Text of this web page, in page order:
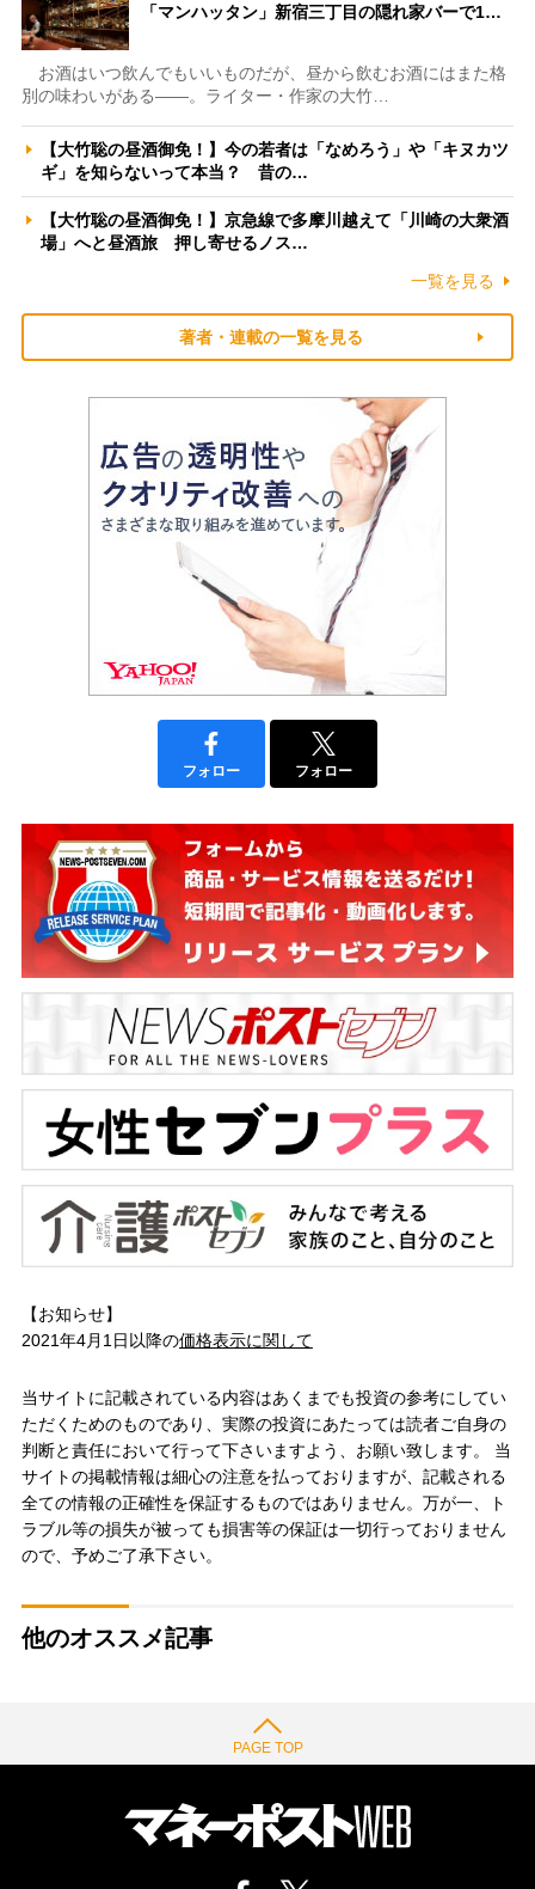
「マンハッタン」新宿三丁目の隠れ家バーで1…
お酒はいつ飲んでもいいものだが、昼から飲むお酒にはまた格
別の味わいがある――。ライター・作家の大竹…
【大竹聡の昼酒御免！】今の若者は「なめろう」や「キヌカツ
ギ」を知らないって本当？ 昔の…
【大竹聡の昼酒御免！】京急線で多摩川越えて「川崎の大衆酒
場」へと昼酒旅 押し寄せるノス…
一覧を見る
著者・連載の一覧を見る
フォロー フォロー
【お知らせ】
2021年4月1日以降の価格表示に関して
当サイトに記載されている内容はあくまでも投資の参考にしてい
ただくためのものであり、実際の投資にあたっては読者ご自身の
判断と責任において行って下さいますよう、お願い致します。 当
サイトの掲載情報は細心の注意を払っておりますが、記載される
全ての情報の正確性を保証するものではありません。万が一、ト
ラブル等の損失が被っても損害等の保証は一切行っておりません
ので、予めご了承下さい。
他のオススメ記事
PAGE TOP